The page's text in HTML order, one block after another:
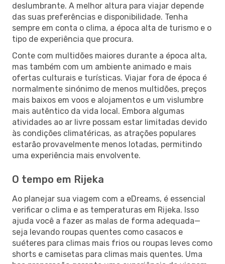
deslumbrante. A melhor altura para viajar depende
das suas preferências e disponibilidade. Tenha
sempre em conta o clima, a época alta de turismo e o
tipo de experiência que procura.
Conte com multidões maiores durante a época alta,
mas também com um ambiente animado e mais
ofertas culturais e turísticas. Viajar fora de época é
normalmente sinónimo de menos multidões, preços
mais baixos em voos e alojamentos e um vislumbre
mais autêntico da vida local. Embora algumas
atividades ao ar livre possam estar limitadas devido
às condições climatéricas, as atrações populares
estarão provavelmente menos lotadas, permitindo
uma experiência mais envolvente.
O tempo em Rijeka
Ao planejar sua viagem com a eDreams, é essencial
verificar o clima e as temperaturas em Rijeka. Isso
ajuda você a fazer as malas de forma adequada—
seja levando roupas quentes como casacos e
suéteres para climas mais frios ou roupas leves como
shorts e camisetas para climas mais quentes. Uma